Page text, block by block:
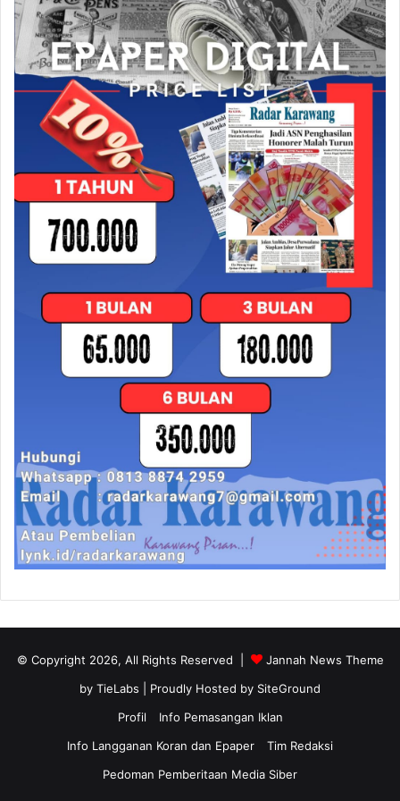
© Copyright 2026, All Rights Reserved |
Jannah News Theme
by TieLabs | Proudly Hosted by SiteGround
Profil
Info Pemasangan Iklan
Info Langganan Koran dan Epaper
Tim Redaksi
Pedoman Pemberitaan Media Siber